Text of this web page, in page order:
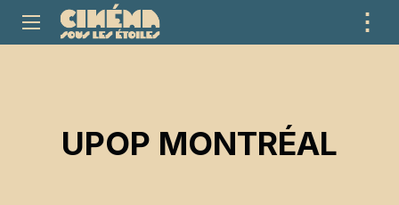
⋮
UPOP MONTRÉAL